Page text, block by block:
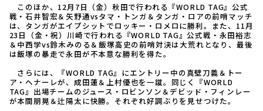
このほか、12月7日（金）秋田で行われる『WORLD TAG』公式
戦・石井智宏＆矢野通vsタマ・トンガ＆タンガ・ロアの前哨マッチ
は、タンガがエイプシットでロッキー・ロメロに勝利。また、11月
23日（金・祝）川崎で行われる『WORLD TAG』公式戦・永田裕志
＆中西学vs鈴木みのる＆飯塚高史の前哨対決は大荒れとなり、最後
は飯塚の暴走で永田が不本意な勝利を得た。
さらには、『WORLD TAG』にエントリー中の真壁刀義＆トー
ア・ヘナーレが、成田蓮＆上村優也を一蹴。同じく『WORLD
TAG』出場チームのジュース・ロビンソン＆デビッド・フィンレー
が本間朋晃＆辻陽太に快勝。それぞれ好調ぶりを見せつけた。